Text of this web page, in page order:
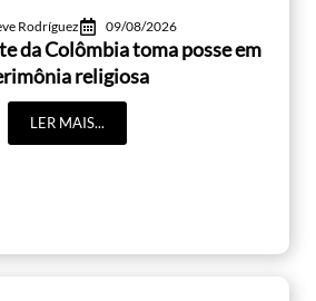
Rodríguez 09/08/2026
da Colômbia toma posse em
religiosa
LER MAIS...